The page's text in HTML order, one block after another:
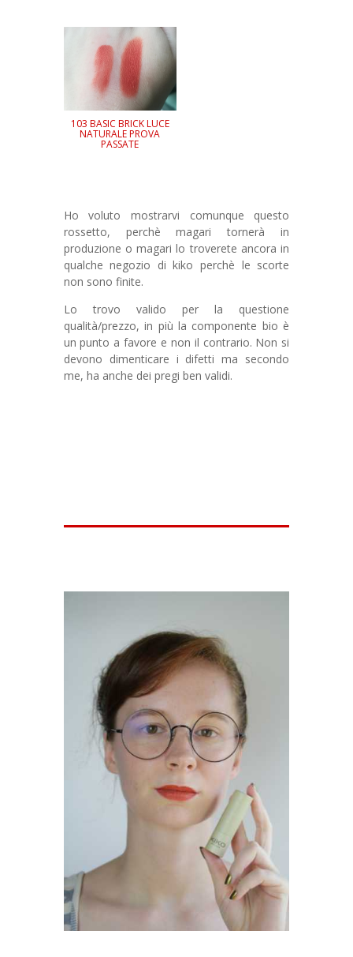
103 BASIC BRICK LUCE
NATURALE PROVA
PASSATE
Ho voluto mostrarvi comunque questo
rossetto, perchè magari tornerà in
produzione o magari lo troverete ancora in
qualche negozio di kiko perchè le scorte
non sono finite.
Lo trovo valido per la questione
qualità/prezzo, in più la componente bio è
un punto a favore e non il contrario. Non si
devono dimenticare i difetti ma secondo
me, ha anche dei pregi ben validi.